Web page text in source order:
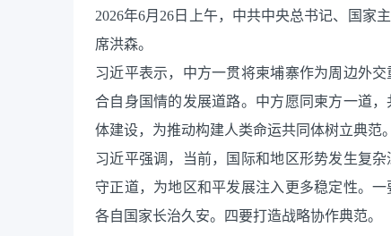
2026年6月26日上午，中共中央总书记、国家
席洪森。
习近平表示，中方一贯将柬埔寨作为周边外
合自身国情的发展道路。中方愿同柬方一道
体建设，为推动构建人类命运共同体树立典范。
习近平强调，当前，国际和地区形势发生复
守正道，为地区和平发展注入更多稳定性。
各自国家长治久安。四要打造战略协作典范。